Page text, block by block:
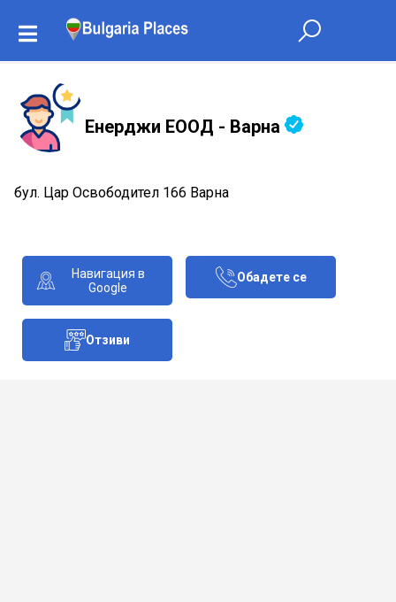
Енерджи ЕООД - Варна
бул. Цар Освободител 166 Варна
Навигация в
Google
Обадете се
Отзиви